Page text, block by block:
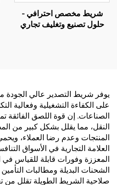
شريط مخصص احترافي -
حلول تصنيع وتغليف تجاري
يوفر شريط التصدير عالي الجودة
على الكفاءة التشغيلية وفعالية
الصناعات. إن قوة اللصق الفائقة
النقل، مما يقلل بشكل كبير من
المنتجات وعدم رضا العملاء،
العلامة التجارية في الأسواق
المعززة وفورات قابلة للقياس في
الشحنات البديلة ومطالبات
صلاحية الشريط الطويلة تقلل من